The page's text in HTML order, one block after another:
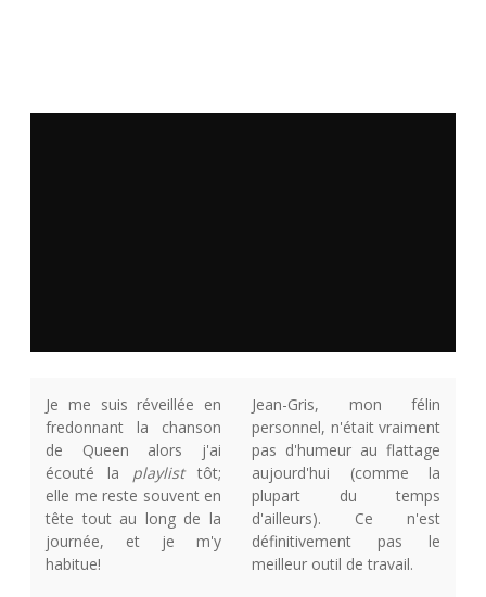
Je me suis réveillée en
fredonnant la chanson
de Queen alors j'ai
écouté la playlisttôt;
elle me reste souvent en
tête tout au long de la
journée, et je m'y
habitue!
Jean-Gris, mon félin
personnel, n'était vraiment
pas d'humeur au flattage
aujourd'hui (comme la
plupart du temps
d'ailleurs). Ce n'est
définitivement pas le
meilleur outil de travail.